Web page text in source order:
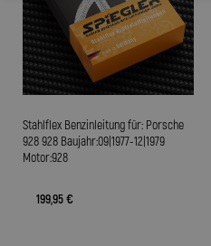
Stahlflex Benzinleitung für: Porsche
928 928 Baujahr:09|1977-12|1979
Motor:928
199,95 €